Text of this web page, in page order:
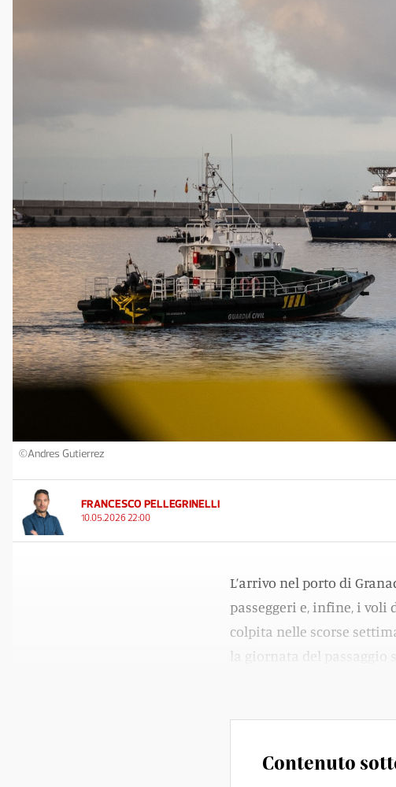
©Andres Gutierrez
FRANCESCO PELLEGRINELLI
10.05.2026 22:00
L’arrivo nel porto di
passeggeri e, infine, i voli
colpita nelle scorse
la giornata del
Contenuto